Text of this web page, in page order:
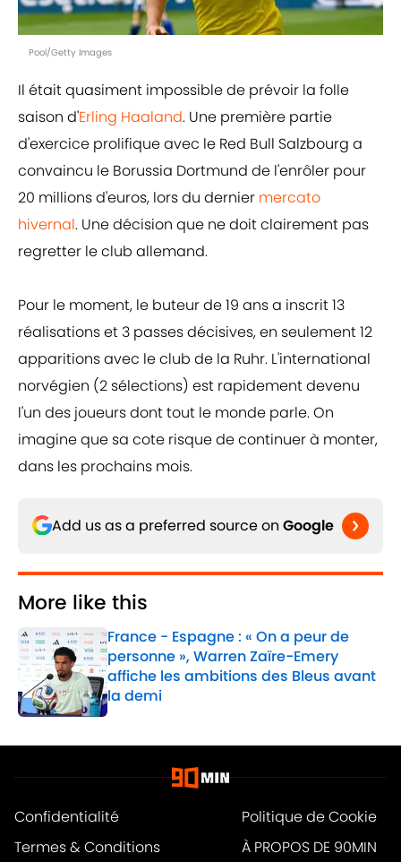
Pool/Getty Images
Il était quasiment impossible de prévoir la folle
saison d'Erling Haaland. Une première partie
d'exercice prolifique avec le Red Bull Salzbourg a
convaincu le Borussia Dortmund de l'enrôler pour
20 millions d'euros, lors du dernier mercato
hivernal. Une décision que ne doit clairement pas
regretter le club allemand.
Pour le moment, le buteur de 19 ans a inscrit 13
réalisations et 3 passes décisives, en seulement 12
apparitions avec le club de la Ruhr. L'international
norvégien (2 sélections) est rapidement devenu
l'un des joueurs dont tout le monde parle. On
imagine que sa cote risque de continuer à monter,
dans les prochains mois.
Add us as a preferred source on Google
More like this
France - Espagne : « On a peur de
personne », Warren Zaïre-Emery
affiche les ambitions des Bleus avant
la demi
Published by on Invalid Date
Confidentialité
Politique de Cookie
Termes & Conditions
À PROPOS DE 90MIN